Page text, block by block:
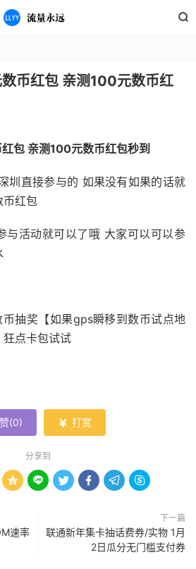

币红包 亲测100元数币红
包 亲测100元数币红包秒到
圳直接参与的 如果没有如果的话就
币红包
与活动就可以了哦 大家可以可以参
抽奖【如果gps瞬移到数币试点地
狂点卡包试试
赞(0)  打赏
分享到
     
速率
下一篇
联通新年集卡抽话费券/实物 1月
2日瓜分无门槛支付券